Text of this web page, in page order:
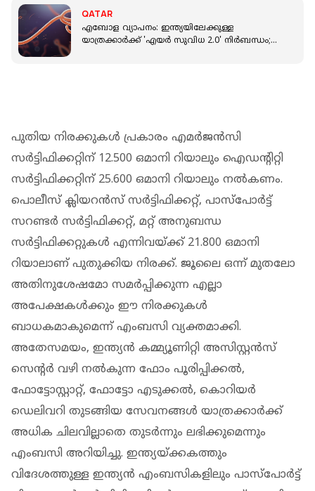
QATAR
എബോള വ്യാപനം: ഇന്ത്യയിലേക്കുള്ള
യാത്രക്കാർക്ക് 'എയർ സുവിധ 2.0' നിർബന്ധം;
പുതിയ നിരക്കുകൾ പ്രകാരം എമർജൻസി
സർട്ടിഫിക്കറ്റിന് 12.500 ഒമാനി റിയാലും ഐഡന്റിറ്റി
സർട്ടിഫിക്കറ്റിന് 25.600 ഒമാനി റിയാലും നൽകണം.
പൊലീസ് ക്ലിയറൻസ് സർട്ടിഫിക്കറ്റ്, പാസ്‌പോർട്ട്
സറണ്ടർ സർട്ടിഫിക്കറ്റ്, മറ്റ് അനുബന്ധ
സർട്ടിഫിക്കറ്റുകൾ എന്നിവയ്ക്ക് 21.800 ഒമാനി
റിയാലാണ് പുതുക്കിയ നിരക്ക്. ജൂലൈ ഒന്ന് മുതലോ
അതിനുശേഷമോ സമർപ്പിക്കുന്ന എല്ലാ
അപേക്ഷകൾക്കും ഈ നിരക്കുകൾ
ബാധകമാകുമെന്ന് എംബസി വ്യക്തമാക്കി.
അതേസമയം, ഇന്ത്യൻ കമ്മ്യൂണിറ്റി അസിസ്റ്റൻസ്
സെന്റർ വഴി നൽകുന്ന ഫോം പൂരിപ്പിക്കൽ,
ഫോട്ടോസ്റ്റാറ്റ്, ഫോട്ടോ എടുക്കൽ, കൊറിയർ
ഡെലിവറി തുടങ്ങിയ സേവനങ്ങൾ യാത്രക്കാർക്ക്
അധിക ചിലവില്ലാതെ തുടർന്നും ലഭിക്കുമെന്നും
എംബസി അറിയിച്ചു. ഇന്ത്യയ്ക്കകത്തും
വിദേശത്തുള്ള ഇന്ത്യൻ എംബസികളിലും പാസ്‌പോർട്ട്